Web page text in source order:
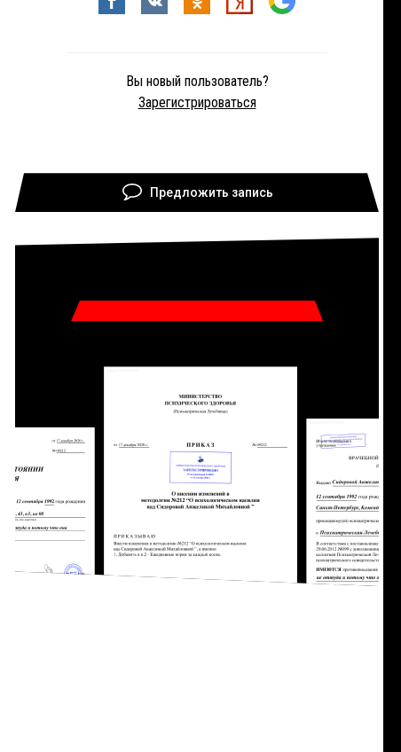
Вы новый пользователь?
Зарегистрироваться
Предложить запись